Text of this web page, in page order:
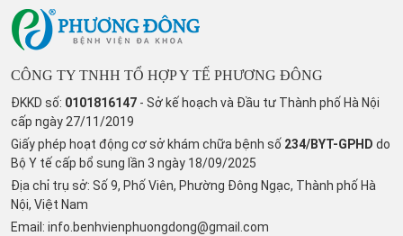
CÔNG TY TNHH TỔ HỢP Y TẾ PHƯƠNG ĐÔNG
ĐKKD số: 0101816147 - Sở kế hoạch và Đầu tư Thành phố Hà Nội
cấp ngày 27/11/2019
Giấy phép hoạt động cơ sở khám chữa bệnh số 234/BYT-GPHD do
Bộ Y tế cấp bổ sung lần 3 ngày 18/09/2025
Địa chỉ trụ sở: Số 9, Phố Viên, Phường Đông Ngạc, Thành phố Hà
Nội, Việt Nam
Email: info.benhvienphuongdong@gmail.com